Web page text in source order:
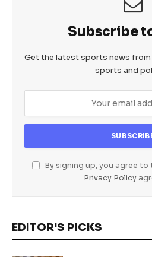
Subscribe
Get the latest sports news
sports and
By signing up, you agree
Privacy Policy
EDITOR'S PICKS